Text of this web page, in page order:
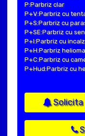
P:Parbriz clar
P+V:Parbriz cu
P+S:Parbriz cu
P+SE:Parbriz cu
P+I:Parbriz cu
P+H:Parbriz
P+C:Parbriz cu
P+Hud:Parbriz cu
Solicita